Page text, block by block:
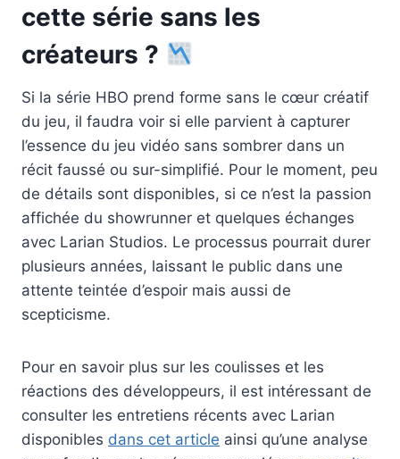
cette série sans les
créateurs ?
Si la série HBO prend forme sans le cœur créatif
du jeu, il faudra voir si elle parvient à capturer
l’essence du jeu vidéo sans sombrer dans un
récit faussé ou sur-simplifié. Pour le moment, peu
de détails sont disponibles, si ce n’est la passion
affichée du showrunner et quelques échanges
avec Larian Studios. Le processus pourrait durer
plusieurs années, laissant le public dans une
attente teintée d’espoir mais aussi de
scepticisme.
Pour en savoir plus sur les coulisses et les
réactions des développeurs, il est intéressant de
consulter les entretiens récents avec Larian
disponibles dans cet article ainsi qu’une analyse